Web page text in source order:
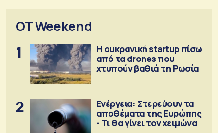
OT Weekend
1
Η ουκρανική startup πίσω
από τα drones που
χτυπούν βαθιά τη Ρωσία
2
Ενέργεια: Στερεύουν τα
αποθέματα της Ευρώπης
- Τι θα γίνει τον χειμώνα